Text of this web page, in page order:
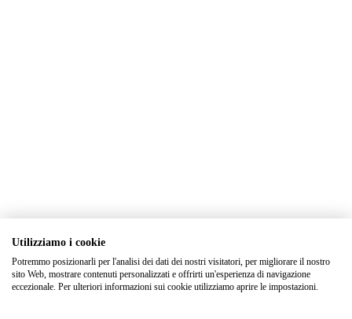
Utilizziamo i cookie
Potremmo posizionarli per l'analisi dei dati dei nostri visitatori, per migliorare il nostro
sito Web, mostrare contenuti personalizzati e offrirti un'esperienza di navigazione
eccezionale. Per ulteriori informazioni sui cookie utilizziamo aprire le impostazioni.